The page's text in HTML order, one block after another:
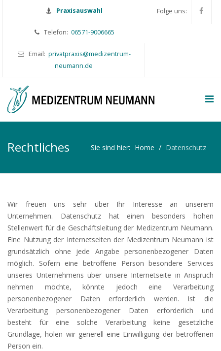
Praxisauswahl
Telefon:06571-9006665
Email:privatpraxis@medizentrum-
neumann.de
Folge uns:
Rechtliches Sie sind hier: Home Datenschutz
Wir freuen uns sehr über Ihr Interesse an unserem
Unternehmen. Datenschutz hat einen besonders hohen
Stellenwert für die Geschäftsleitung der Medizentrum Neumann.
Eine Nutzung der Internetseiten der Medizentrum Neumann ist
grundsätzlich ohne jede Angabe personenbezogener Daten
möglich. Sofern eine betroffene Person besondere Services
unseres Unternehmens über unsere Internetseite in Anspruch
nehmen möchte, könnte jedoch eine Verarbeitung
personenbezogener Daten erforderlich werden. Ist die
Verarbeitung personenbezogener Daten erforderlich und
besteht für eine solche Verarbeitung keine gesetzliche
Grundlage, holen wir generell eine Einwilligung der betroffenen
Person ein.